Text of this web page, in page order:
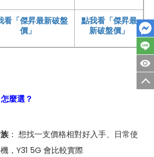
看「傑昇最新破盤
價」
點我看「傑昇最
新破盤價」
麼選？
： 想找一支價格相對好入手、日常使
，Y31 5G 會比較實際